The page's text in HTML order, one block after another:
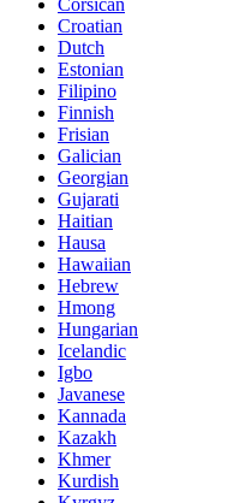
Corsican
Croatian
Dutch
Estonian
Filipino
Finnish
Frisian
Galician
Georgian
Gujarati
Haitian
Hausa
Hawaiian
Hebrew
Hmong
Hungarian
Icelandic
Igbo
Javanese
Kannada
Kazakh
Khmer
Kurdish